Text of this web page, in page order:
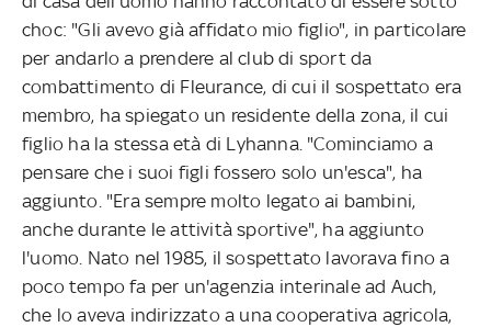
choc: "Gli avevo già affidato mio figlio", in particolare
per andarlo a prendere al club di sport da
combattimento di Fleurance, di cui il sospettato era
membro, ha spiegato un residente della zona, il cui
figlio ha la stessa età di Lyhanna. "Cominciamo a
pensare che i suoi figli fossero solo un'esca", ha
aggiunto. "Era sempre molto legato ai bambini,
anche durante le attività sportive", ha aggiunto
l'uomo. Nato nel 1985, il sospettato lavorava fino a
poco tempo fa per un'agenzia interinale ad Auch,
che lo aveva indirizzato a una cooperativa agricola,